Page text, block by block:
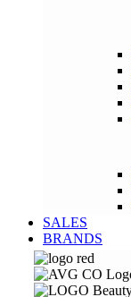
SALES
BRANDS